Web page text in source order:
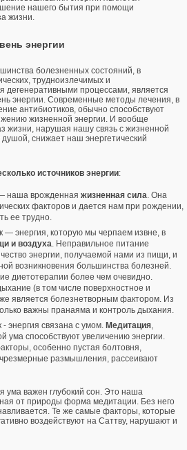
нашего бытия при помощи
жизни.
энергии
болезненных состояний, в
трудноизлечимых и
дегенеративными процессами, является
энергии. Современные методы лечения, в
антибиотиков, обычно способствуют
жизненной энергии. И вообще
жизни, нарушая нашу связь с жизненной
снижает наш энергетический
источников энергии:
наша врожденная жизненная сила. Она
факторов и дается нам при рождении,
ее трудно.
— энергия, которую мы черпаем извне, в
и воздуха. Неправильное питание
энергии, получаемой нами из пищи, и
возникновения большинства болезней.
диетотерапии более чем очевидно.
(в том числе поверхностное и
является болезнетворным фактором. Из
важны пранаяма и контроль дыхания.
- энергия связана с умом. Медитация,
ума способствуют увеличению энергии.
особенно пустая болтовня,
чрезмерные размышления, рассеивают
ума важен глубокий сон. Это наша
от природы форма медитации. Без него
Те же самые факторы, которые
воздействуют на Саттву, нарушают и